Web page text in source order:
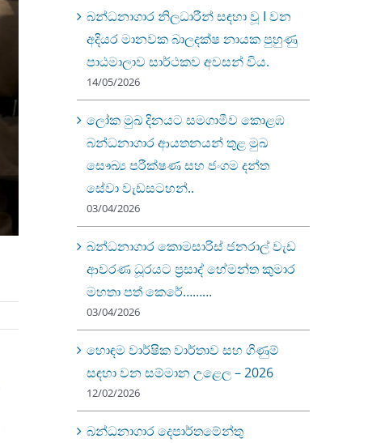
බන්ධනාගාර නිලධාරීන් සඳහා වූ I වන
අදියර මානවක බාලදක්ෂ නායක පුහුණු
පාඨමාලාව සාර්ථකව අවසන් විය.
14/05/2026
ලෝක මුඛ දිනයට සමගාමීව කොළඹ
බන්ධනාගාර ආයතනයන් තුළ මුඛ
සෞඛ්‍ය පරීක්ෂණ සහ ජංගම දන්ත
සේවා වැඩසටහන්..
03/04/2026
බන්ධනාගාර කොමසාරිස් ජනරාල් වැඩ
ආවරණ ධූරයට ප්‍රසාද් හේමන්ත කුමාර
මහතා පත් කෙරේ………
03/04/2026
හොඳම වාර්ෂික වාර්තාව සහ ගිණුම්
සඳහා වන සම්මාන උළෙල – 2026
12/02/2026
බන්ධනාගාර දෙපාර්තමේන්තු